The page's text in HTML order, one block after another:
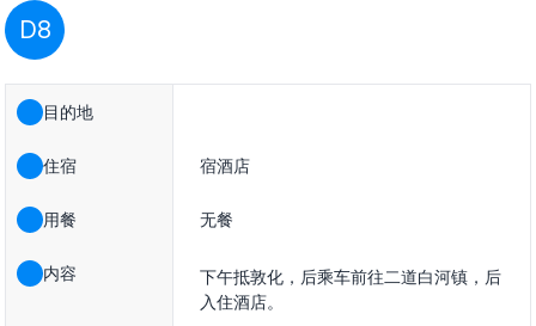
D8
目的地
住宿 宿酒店
用餐 无餐
内容
下午抵敦化，后乘车前往二道白河镇，后
入住酒店。